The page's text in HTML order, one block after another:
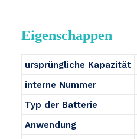
Eigenschappen
ursprüngliche Kapazität
interne Nummer
Typ der Batterie
Anwendung